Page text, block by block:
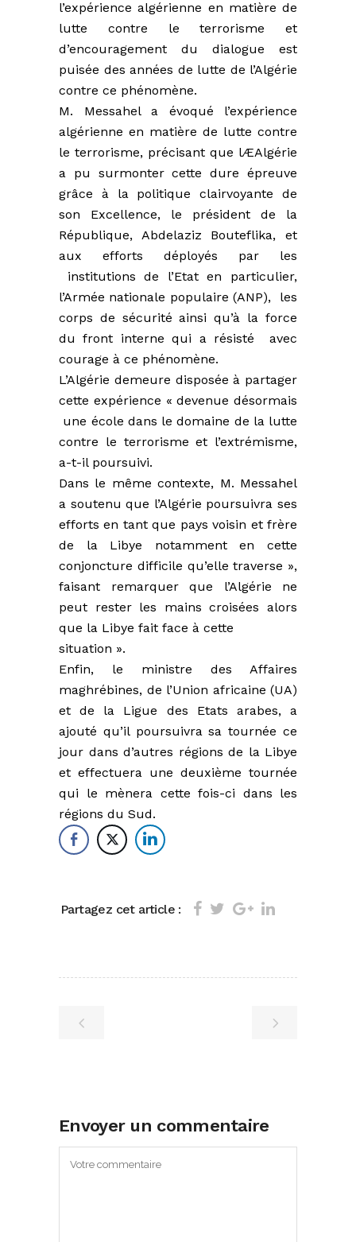
l’expérience algérienne en matière de
lutte contre le terrorisme et
d’encouragement du dialogue est
puisée des années de lutte de l’Algérie
contre ce phénomène.
M. Messahel a évoqué l’expérience
algérienne en matière de lutte contre
le terrorisme, précisant que lÆAlgérie
a pu surmonter cette dure épreuve
grâce à la politique clairvoyante de
son Excellence, le président de la
République, Abdelaziz Bouteflika, et
aux efforts déployés par les
institutions de l’Etat en particulier,
l’Armée nationale populaire (ANP), les
corps de sécurité ainsi qu’à la force
du front interne qui a résisté avec
courage à ce phénomène.
L’Algérie demeure disposée à partager
cette expérience « devenue désormais
une école dans le domaine de la lutte
contre le terrorisme et l’extrémisme,
a-t-il poursuivi.
Dans le même contexte, M. Messahel
a soutenu que l’Algérie poursuivra ses
efforts en tant que pays voisin et frère
de la Libye notamment en cette
conjoncture difficile qu’elle traverse »,
faisant remarquer que l’Algérie ne
peut rester les mains croisées alors
que la Libye fait face à cette
situation ».
Enfin, le ministre des Affaires
maghrébines, de l’Union africaine (UA)
et de la Ligue des Etats arabes, a
ajouté qu’il poursuivra sa tournée ce
jour dans d’autres régions de la Libye
et effectuera une deuxième tournée
qui le mènera cette fois-ci dans les
régions du Sud.
Partagez cet article :
Envoyer un commentaire